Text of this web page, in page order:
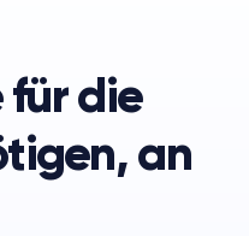
für die
an